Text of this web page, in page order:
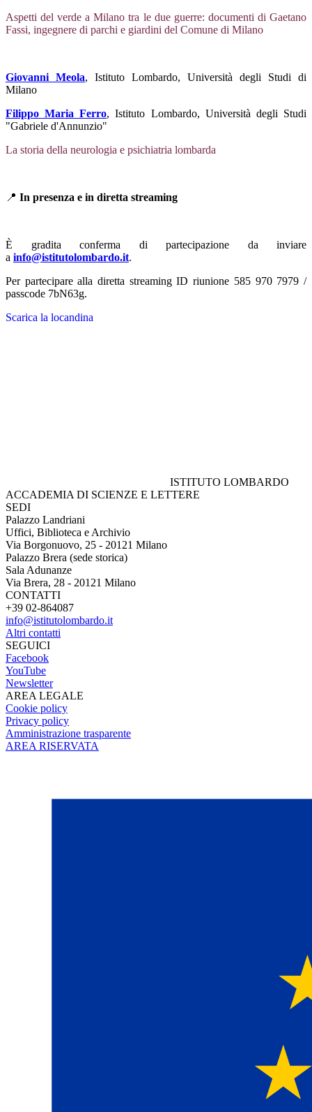
Aspetti del verde a Milano tra le due guerre: documenti di Gaetano
Fassi, ingegnere di parchi e giardini del Comune di Milano
Giovanni Meola, Istituto Lombardo, Università degli Studi di
Milano
Filippo Maria Ferro, Istituto Lombardo, Università degli Studi
"Gabriele d'Annunzio"
La storia della neurologia e psichiatria lombarda
📍 In presenza e in diretta streaming
È gradita conferma di partecipazione da inviare
a info@istitutolombardo.it.
Per partecipare alla diretta streaming ID riunione 585 970 7979 /
passcode 7bN63g.
Scarica la locandina
ISTITUTO LOMBARDO
ACCADEMIA DI SCIENZE E LETTERE
SEDI
Palazzo Landriani
Uffici, Biblioteca e Archivio
Via Borgonuovo, 25 - 20121 Milano
Palazzo Brera (sede storica)
Sala Adunanze
Via Brera, 28 - 20121 Milano
CONTATTI
+39 02-864087
info@istitutolombardo.it
Altri contatti
SEGUICI
Facebook
YouTube
Newsletter
AREA LEGALE
Cookie policy
Privacy policy
Amministrazione trasparente
AREA RISERVATA